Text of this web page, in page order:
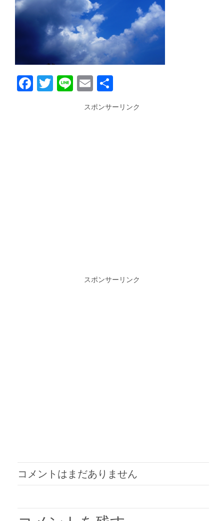
Facebook
Twitter
LineEmail
スポンサーリンク
スポンサーリンク
コメントはまだありません